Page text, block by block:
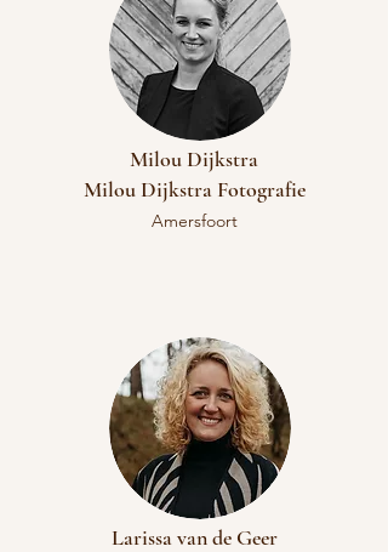
Milou Dijkstra
​Milou Dijkstra Fotografie
Amersfoort
Larissa van de Geer